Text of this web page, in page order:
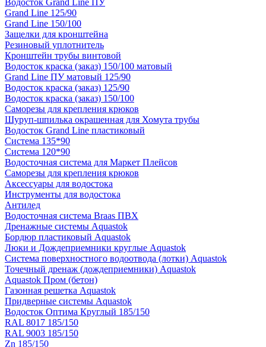
Водосток Grand Line ПУ
Grand Line 125/90
Grand Line 150/100
Защелки для кронштейна
Резиновый уплотнитель
Кронштейн трубы винтовой
Водосток краска (заказ) 150/100 матовый
Grand Line ПУ матовый 125/90
Водосток краска (заказ) 125/90
Водосток краска (заказ) 150/100
Саморезы для крепления крюков
Шуруп-шпилька окрашенная для Хомута трубы
Водосток Grand Line пластиковый
Система 135*90
Система 120*90
Водосточная система для Маркет Плейсов
Саморезы для крепления крюков
Аксессуары для водостока
Инструменты для водостока
Антилед
Водосточная система Braas ПВХ
Дренажные системы Aquastok
Бордюр пластиковый Aquastok
Люки и Дождеприемники круглые Aquastok
Система поверхностного водоотвода (лотки) Aquastok
Точечный дренаж (дождеприемники) Aquastok
Aquastok Пром (бетон)
Газонная решетка Aquastok
Придверные системы Aquastok
Водосток Оптима Круглый 185/150
RAL 8017 185/150
RAL 9003 185/150
Zn 185/150